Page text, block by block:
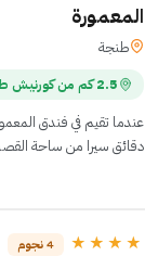
المعمورة
طنجة
2.5 كم من كورنيش طنجة
دقائق سيرا من ساحة القصبة والميدان
★★★★ 4 نجوم